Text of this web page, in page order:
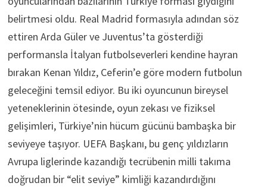
belirtmesi oldu. Real Madrid formasıyla adından söz
ettiren Arda Güler ve Juventus’ta gösterdiği
performansla İtalyan futbolseverleri kendine hayran
bırakan Kenan Yıldız, Ceferin’e göre modern futbolun
geleceğini temsil ediyor. Bu iki oyuncunun bireysel
yeteneklerinin ötesinde, oyun zekası ve fiziksel
gelişimleri, Türkiye’nin hücum gücünü bambaşka bir
seviyeye taşıyor. UEFA Başkanı, bu genç yıldızların
Avrupa liglerinde kazandığı tecrübenin milli takıma
doğrudan bir “elit seviye” kimliği kazandırdığını